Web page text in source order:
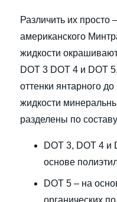
Различить их просто
американского
жидкости
DOT 3 DOT 4 и DOT
оттенки янтарного
жидкости
разделены по
DOT 3, DOT 4 и
основе
DOT 5 – на